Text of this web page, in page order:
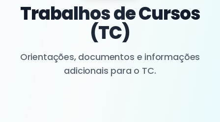
Trabalhos de Cursos
(TC)
Orientações, documentos e informações
adicionais para o TC.